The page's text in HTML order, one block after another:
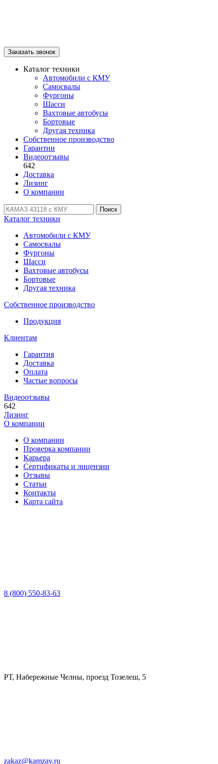
Заказать звонок
Каталог техники
Автомобили с КМУ
Самосвалы
Фургоны
Шасси
Вахтовые автобусы
Бортовые
Другая техника
Собственное производство
Гарантии
Видеоотзывы
642
Доставка
Лизинг
О компании
Поиск
Каталог техники
Автомобили с КМУ
Самосвалы
Фургоны
Шасси
Вахтовые автобусы
Бортовые
Другая техника
Собственное производство
Продукция
Клиентам
Гарантия
Доставка
Оплата
Частые вопросы
Видеоотзывы
642
Лизинг
О компании
О компании
Проверка компании
Карьера
Сертификаты и лицензии
Отзывы
Статьи
Контакты
Карта сайта
8 (800) 550-83-63
РТ, Набережные Челны, проезд Тозелеш, 5
zakaz@kamzav.ru